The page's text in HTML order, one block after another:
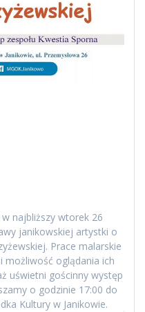
najbliższy wtorek 26
janikowskiej artystki o
Prace malarskie
możliwość oglądania ich
uświetni gościnny występ
o godzinie 17:00 do
Kultury w Janikowie.